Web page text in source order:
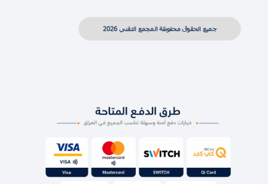
جميع الحقوق محفوظة المجمع التقني 2026